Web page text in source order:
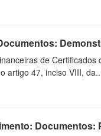
de
artigo 47, inciso VIII,
Documentos: